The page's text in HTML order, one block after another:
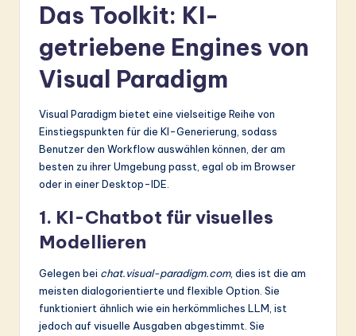
Das Toolkit: KI-
getriebene Engines von
Visual Paradigm
Visual Paradigm bietet eine vielseitige Reihe von
Einstiegspunkten für die KI-Generierung, sodass
Benutzer den Workflow auswählen können, der am
besten zu ihrer Umgebung passt, egal ob im Browser
oder in einer Desktop-IDE.
1. KI-Chatbot für visuelles
Modellieren
Gelegen bei chat.visual-paradigm.com, dies ist die am
meisten dialogorientierte und flexible Option. Sie
funktioniert ähnlich wie ein herkömmliches LLM, ist
jedoch auf visuelle Ausgaben abgestimmt. Sie